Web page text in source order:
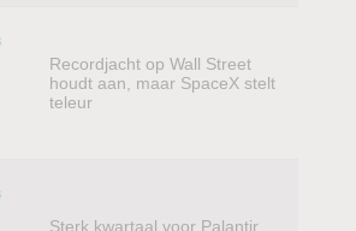
Recordjacht op Wall Street
houdt aan, maar SpaceX stelt
teleur
Sterk kwartaal voor Palantir